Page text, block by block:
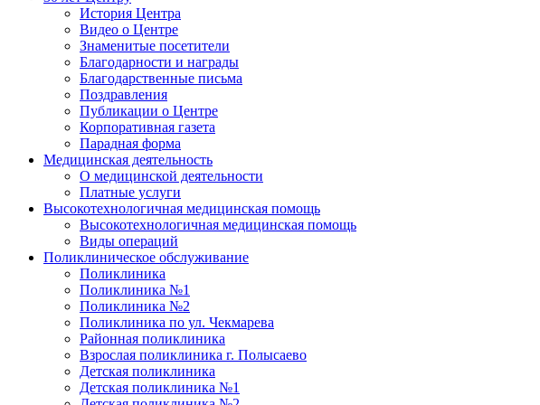
История Центра
Видео о Центре
Знаменитые посетители
Благодарности и награды
Благодарственные письма
Поздравления
Публикации о Центре
Корпоративная газета
Парадная форма
Медицинская деятельность
О медицинской деятельности
Платные услуги
Высокотехнологичная медицинская помощь
Высокотехнологичная медицинская помощь
Виды операций
Поликлиническое обслуживание
Поликлиника
Поликлиника №1
Поликлиника №2
Поликлиника по ул. Чекмарева
Районная поликлиника
Взрослая поликлиника г. Полысаево
Детская поликлиника
Детская поликлиника №1